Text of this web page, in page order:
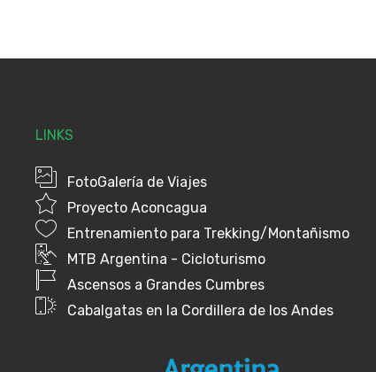
LINKS
FotoGalería de Viajes
Proyecto Aconcagua
Entrenamiento para Trekking/Montañismo
MTB Argentina - Cicloturismo
Ascensos a Grandes Cumbres
Cabalgatas en la Cordillera de los Andes